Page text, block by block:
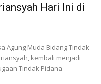
Hari Ini di
Agung Muda Bidang Tindak
kembali menjadi
Tindak Pidana